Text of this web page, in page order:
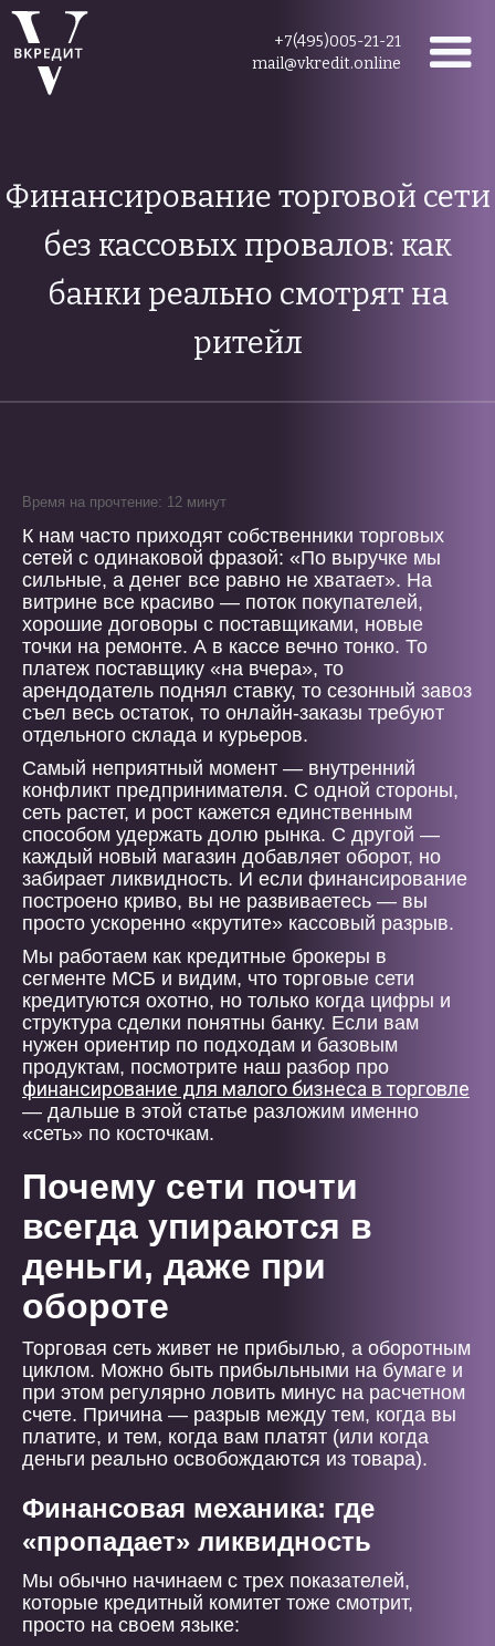
+7(495)005-21-21
mail@vkredit.online
Финансирование торговой сети
без кассовых провалов: как
банки реально смотрят на
ритейл
Время на прочтение: 12 минут
К нам часто приходят собственники торговых
сетей с одинаковой фразой: «По выручке мы
сильные, а денег все равно не хватает». На
витрине все красиво — поток покупателей,
хорошие договоры с поставщиками, новые
точки на ремонте. А в кассе вечно тонко. То
платеж поставщику «на вчера», то
арендодатель поднял ставку, то сезонный завоз
съел весь остаток, то онлайн-заказы требуют
отдельного склада и курьеров.
Самый неприятный момент — внутренний
конфликт предпринимателя. С одной стороны,
сеть растет, и рост кажется единственным
способом удержать долю рынка. С другой —
каждый новый магазин добавляет оборот, но
забирает ликвидность. И если финансирование
построено криво, вы не развиваетесь — вы
просто ускоренно «крутите» кассовый разрыв.
Мы работаем как кредитные брокеры в
сегменте МСБ и видим, что торговые сети
кредитуются охотно, но только когда цифры и
структура сделки понятны банку. Если вам
нужен ориентир по подходам и базовым
продуктам, посмотрите наш разбор про
финансирование для малого бизнеса в торговле
— дальше в этой статье разложим именно
«сеть» по косточкам.
Почему сети почти
всегда упираются в
деньги, даже при
обороте
Торговая сеть живет не прибылью, а оборотным
циклом. Можно быть прибыльными на бумаге и
при этом регулярно ловить минус на расчетном
счете. Причина — разрыв между тем, когда вы
платите, и тем, когда вам платят (или когда
деньги реально освобождаются из товара).
Финансовая механика: где
«пропадает» ликвидность
Мы обычно начинаем с трех показателей,
которые кредитный комитет тоже смотрит,
просто на своем языке: